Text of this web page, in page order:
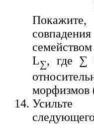
Покажите,
L∑, где ∑
морфизмов